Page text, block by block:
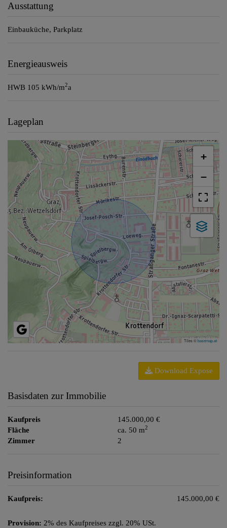
Ausstattung
Einbauküche Parkplatz
Energieausweis
HWB 105 kWh/m2a
Lageplan
+
−
Tiles ©basemap.at
Download Expose
Basisdaten zur Immobilie
Kaufpreis
145.000,00 €
Fläche
ca. 50 m2
Zimmer 2
Preisinformation
Kaufpreis: 145.000,00 €
Provision: 2% des Kaufpreises zzgl. 20% USt.